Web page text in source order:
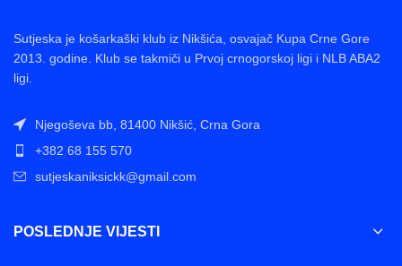
Sutjeska je košarkaški klub iz Nikšića, osvajač Kupa Crne Gore
2013. godine. Klub se takmiči u Prvoj crnogorskoj ligi i NLB ABA2
ligi.
Njegoševa bb, 81400 Nikšić, Crna Gora
+382 68 155 570
sutjeskaniksickk@gmail.com
POSLEDNJE VIJESTI